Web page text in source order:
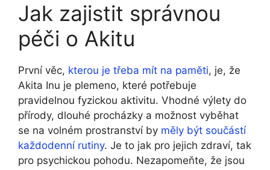
Jak zajistit správnou
péči o Akitu
První věc, kterou je třeba mít na paměti, je, že
Akita Inu je plemeno, které potřebuje
pravidelnou fyzickou aktivitu. Vhodné výlety do
přírody, dlouhé procházky a možnost vyběhat
se na volném prostranství by měly být součástí
každodenní rutiny. Je to jak pro jejich zdraví, tak
pro psychickou pohodu. Nezapomeňte, že jsou